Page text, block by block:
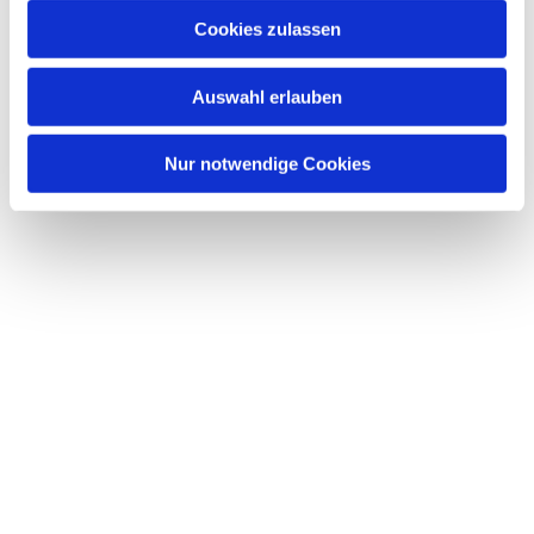
Cookies zulassen
Auswahl erlauben
Nur notwendige Cookies
Dies könnte Sie auch interessieren